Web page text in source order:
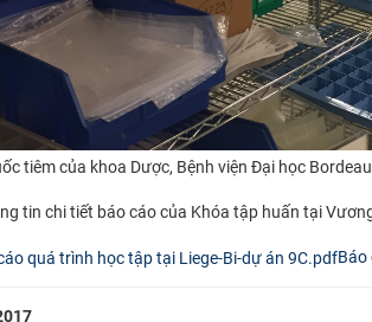
tiêm của khoa Dược, Bệnh viện Đại học
tin chi tiết báo cáo của Khóa tập huấn tại
Báo